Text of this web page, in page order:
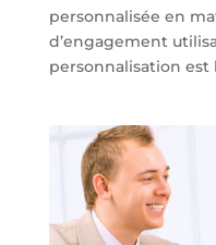
personnalisée en
d’engagement
personnalisation est